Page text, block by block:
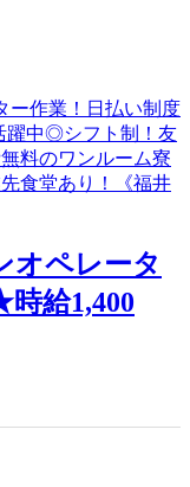
オペレータ
給1,400